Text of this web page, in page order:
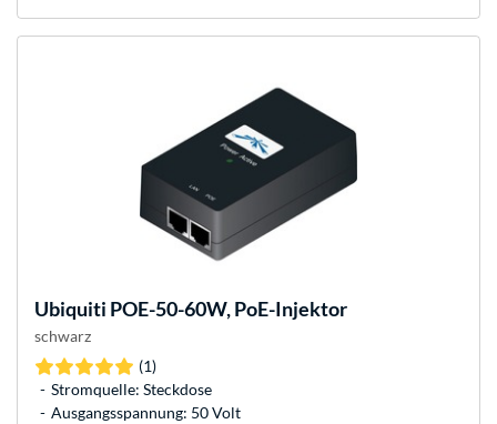
Ubiquiti POE-50-60W, PoE-Injektor
schwarz
(1)
Stromquelle: Steckdose
Ausgangsspannung: 50 Volt